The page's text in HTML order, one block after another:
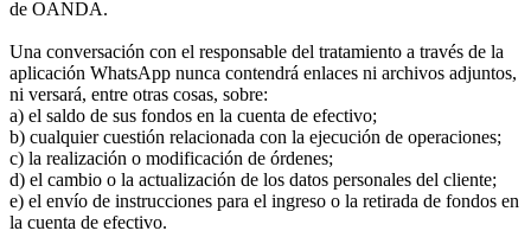
de OANDA.
Una conversación con el responsable del tratamiento a través de la
aplicación WhatsApp nunca contendrá enlaces ni archivos adjuntos,
ni versará, entre otras cosas, sobre:
a) el saldo de sus fondos en la cuenta de efectivo;
b) cualquier cuestión relacionada con la ejecución de operaciones;
c) la realización o modificación de órdenes;
d) el cambio o la actualización de los datos personales del cliente;
e) el envío de instrucciones para el ingreso o la retirada de fondos en
la cuenta de efectivo.